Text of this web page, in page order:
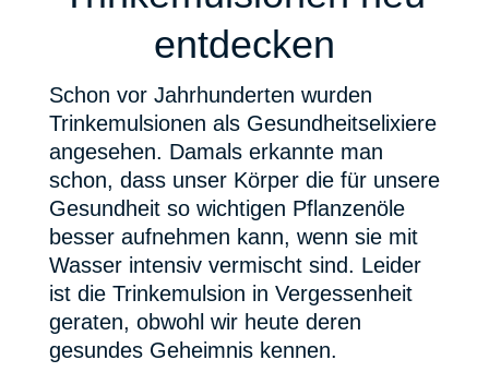
entdecken
Schon vor Jahrhunderten wurden
Trinkemulsionen als Gesundheitselixiere
angesehen. Damals erkannte man
schon, dass unser Körper die für unsere
Gesundheit so wichtigen Pflanzenöle
besser aufnehmen kann, wenn sie mit
Wasser intensiv vermischt sind. Leider
ist die Trinkemulsion in Vergessenheit
geraten, obwohl wir heute deren
gesundes Geheimnis kennen.